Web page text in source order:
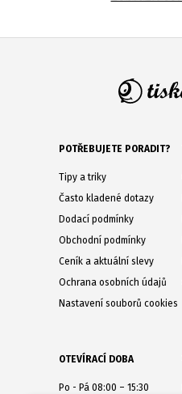
POTŘEBUJETE PORADIT?
Tipy a triky
Často kladené dotazy
Dodací podmínky
Obchodní podmínky
Ceník a aktuální slevy
Ochrana osobních údajů
Nastavení souborů cookies
OTEVÍRACÍ DOBA
Po - Pá 08:00 – 15:30